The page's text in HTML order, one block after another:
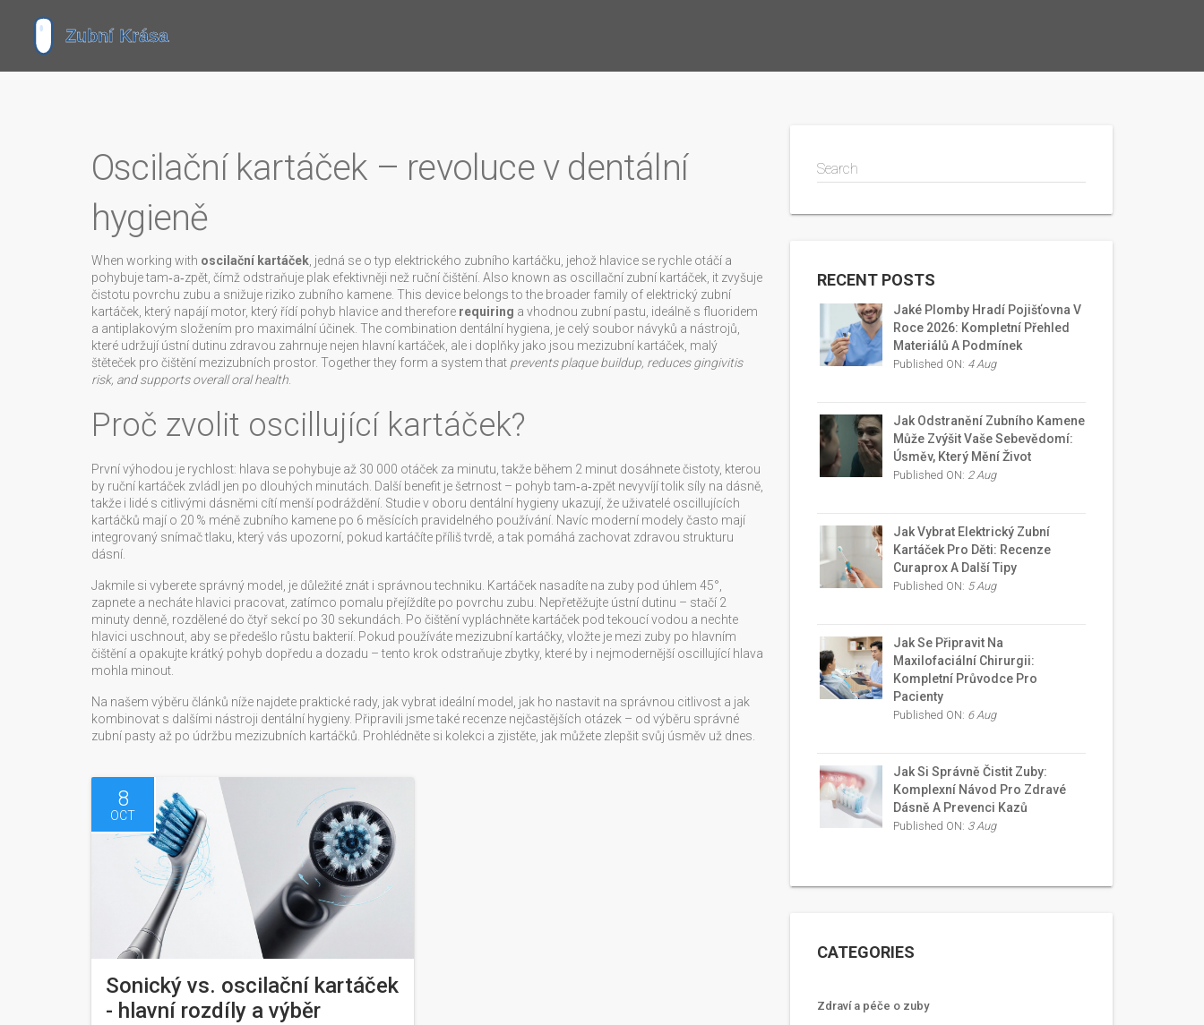
Oscilační kartáček – revoluce v dentální
hygieně
When working with oscilační kartáček jedná se o typ elektrického zubního kartáčku, jehož hlavice se rychle otáčí a
pohybuje tam‑a‑zpět, čímž odstraňuje plak efektivněji než ruční čištění . Also known as oscillační zubní kartáček , it zvyšuje
čistotu povrchu zubu a snižuje riziko zubního kamene . This device belongs to the broader family of elektrický zubní
kartáček který napájí motor, který řídí pohyb hlavice and therefore requiring a vhodnou zubní pastu ideálně s fluoridem
a antiplakovým složením pro maximální účinek. The combination dentální hygiena je celý soubor návyků a nástrojů,
které udržují ústní dutinu zdravou zahrnuje nejen hlavní kartáček, ale i doplňky jako jsou mezizubní kartáček malý
štěteček pro čištění mezizubních prostor. Together they form a system that prevents plaque buildup, reduces gingivitis
risk, and supports overall oral health
Proč zvolit oscillující kartáček?
První výhodou je rychlost: hlava se pohybuje až 30 000 otáček za minutu, takže během 2 minut dosáhnete čistoty, kterou
by ruční kartáček zvládl jen po dlouhých minutách. Další benefit je šetrnost – pohyb tam‑a‑zpět nevyvíjí tolik síly na dásně,
takže i lidé s citlivými dásněmi cítí menší podráždění. Studie v oboru dentální hygieny ukazují, že uživatelé oscillujících
kartáčků mají o 20 % méně zubního kamene po 6 měsících pravidelného používání. Navíc moderní modely často mají
integrovaný snímač tlaku, který vás upozorní, pokud kartáčíte příliš tvrdě, a tak pomáhá zachovat zdravou strukturu
dásní.
Jakmile si vyberete správný model, je důležité znát i správnou techniku. Kartáček nasadíte na zuby pod úhlem 45°,
zapnete a necháte hlavici pracovat, zatímco pomalu přejíždíte po povrchu zubu. Nepřetěžujte ústní dutinu – stačí 2
minuty denně, rozdělené do čtyř sekcí po 30 sekundách. Po čištění vypláchněte kartáček pod tekoucí vodou a nechte
hlavici uschnout, aby se předešlo růstu bakterií. Pokud používáte mezizubní kartáčky, vložte je mezi zuby po hlavním
čištění a opakujte krátký pohyb dopředu a dozadu – tento krok odstraňuje zbytky, které by i nejmodernější oscillující hlava
mohla minout.
Na našem výběru článků níže najdete praktické rady, jak vybrat ideální model, jak ho nastavit na správnou citlivost a jak
kombinovat s dalšími nástroji dentální hygieny. Připravili jsme také recenze nejčastějších otázek – od výběru správné
zubní pasty až po údržbu mezizubních kartáčků. Prohlédněte si kolekci a zjistěte, jak můžete zlepšit svůj úsměv už dnes.
8
OCT
Sonický vs. oscilační kartáček
- hlavní rozdíly a výběr
Search
RECENT POSTS
Jaké Plomby Hradí Pojišťovna V
Roce 2026: Kompletní Přehled
Materiálů A Podmínek
Published ON: 4 Aug
Jak Odstranění Zubního Kamene
Může Zvýšit Vaše Sebevědomí:
Úsměv, Který Mění Život
Published ON: 2 Aug
Jak Vybrat Elektrický Zubní
Kartáček Pro Děti: Recenze
Curaprox A Další Tipy
Published ON: 5 Aug
Jak Se Připravit Na
Maxilofaciální Chirurgii:
Kompletní Průvodce Pro
Pacienty
Published ON: 6 Aug
Jak Si Správně Čistit Zuby:
Komplexní Návod Pro Zdravé
Dásně A Prevenci Kazů
Published ON: 3 Aug
CATEGORIES
Zdraví a péče o zuby